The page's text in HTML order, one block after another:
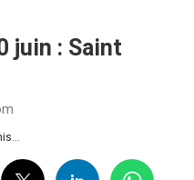
juin : Saint